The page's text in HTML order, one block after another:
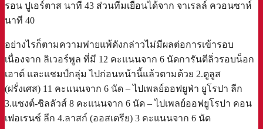
รอน ปูเอร์ตาส นาที 43 ส่วนทีมเยือนได้จาก จาเรลล์ ควอนซาห์
นาที 40
อย่างไรก็ตามความพ่ายแพ้ดังกล่าวไม่มีผลต่อการเข้ารอบ
เนื่องจาก ลิเวอร์พูล ที่มี 12 คะแนนจาก 6 นัดการันตีลิ่วรอบน็อก
เอาต์ และแชมป์กลุ่ม ไปก่อนหน้านี้แล้วตามด้วย 2.ตูลูส
(ฝรั่งเศส) 11 คะแนนจาก 6 นัด – ไปเพลย์ออฟยูฟ่า ยูโรปา ลีก
3.แซงต์-ชิลลัวส์ 8 คะแนนจาก 6 นัด – ไปเพลย์ออฟยูโรปา คอน
เฟอเรนช์ ลีก 4.ลาสก์ (ออสเตรีย) 3 คะแนนจาก 6 นัด